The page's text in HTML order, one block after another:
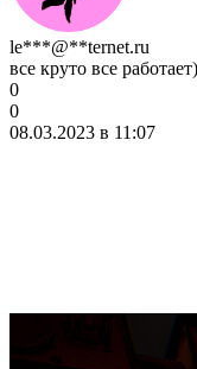
le***@**ternet.ru
все круто все работает)
0
0
08.03.2023 в 11:07